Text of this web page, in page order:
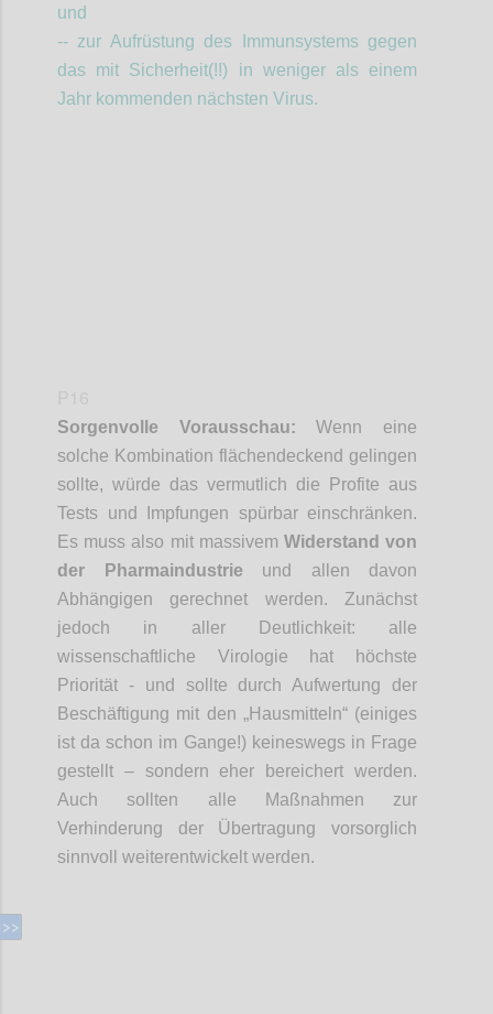
und
-- zur Aufrüstung des Immunsystems gegen
das mit Sicherheit(!!) in weniger als einem
Jahr kommenden nächsten Virus.
Sorgenvolle Vorausschau: Wenn eine
solche Kombination flächendeckend gelingen
sollte, würde das vermutlich die Profite aus
Tests und Impfungen spürbar einschränken.
Es muss also mit massivem Widerstand von
der Pharmaindustrie und allen davon
Abhängigen gerechnet werden. Zunächst
jedoch in aller Deutlichkeit: alle
wissenschaftliche Virologie hat höchste
Priorität - und sollte
durch Aufwertung der
Beschäftigung mit den „Hausmitteln“ (einiges
ist da schon im Gange!) keineswegs in Frage
gestellt – sondern eher
bereichert werden.
Auch sollten alle Maßnahmen zur
Verhinderung der Übertragung vorsorglich
sinnvoll
weiterentwickelt werden.